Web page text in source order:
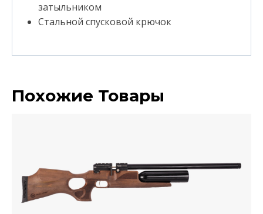
затыльником
Стальной спусковой крючок
Похожие Товары